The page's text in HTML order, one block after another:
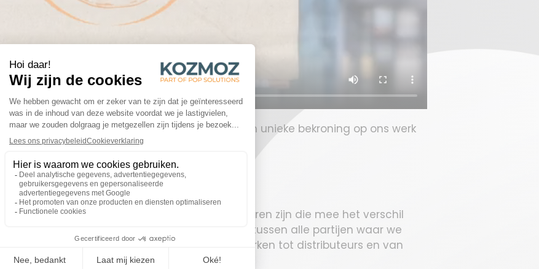
medaillevoor zijn CSR-inspanningen. Een unieke bekroning op ons werk
om het nog beter te doen voor u.
ervan overtuigd dat bedrijven belangrijke actoren zijn die mee het verschil
Daarom willen we de dialoog openen tussen alle partijen waar we
dezelfde normen en waarden deelt: van merken tot distributeurs en van